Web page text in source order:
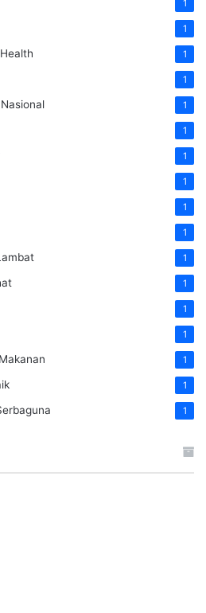
1
1
1
1
1
1
1
1
1
1
1
1
1
1
1
1
1